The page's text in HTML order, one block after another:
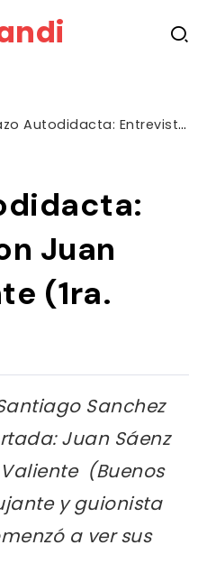
Entrevista con Juan Sáenz Valiente (1ra. Parte)
Juan
(1ra.
Sanchez
Juan Sáenz
(Buenos
y guionista
a ver sus